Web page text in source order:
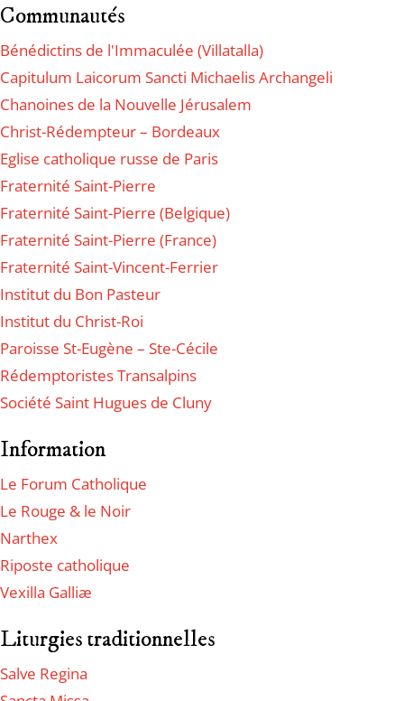
Communautés
Bénédictins de l'Immaculée (Villatalla)
Capitulum Laicorum Sancti Michaelis Archangeli
Chanoines de la Nouvelle Jérusalem
Christ-Rédempteur – Bordeaux
Eglise catholique russe de Paris
Fraternité Saint-Pierre
Fraternité Saint-Pierre (Belgique)
Fraternité Saint-Pierre (France)
Fraternité Saint-Vincent-Ferrier
Institut du Bon Pasteur
Institut du Christ-Roi
Paroisse St-Eugène – Ste-Cécile
Rédemptoristes Transalpins
Société Saint Hugues de Cluny
Information
Le Forum Catholique
Le Rouge & le Noir
Narthex
Riposte catholique
Vexilla Galliæ
Liturgies traditionnelles
Salve Regina